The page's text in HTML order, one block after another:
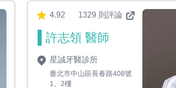
4.92 1329 則評論
許志領 醫師
星誠牙醫診所
臺北市中山區長春路408號
1、2樓